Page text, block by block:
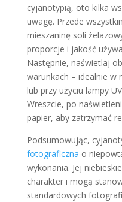
cyjanotypią, oto kilka
uwagę. Przede
mieszaninę soli
proporcje i jakość
Następnie, naświetlaj
warunkach – idealnie w
lub przy użyciu lampy
Wreszcie, po
papier, aby zatrzymać
Podsumowując,
fotograficzna o
wykonania. Jej
charakter i mogą
standardowych